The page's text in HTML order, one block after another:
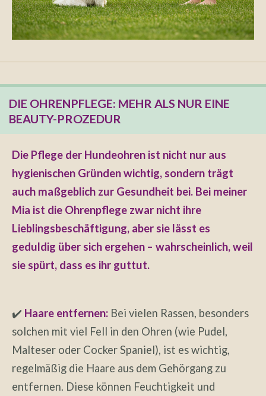
DIE OHRENPFLEGE: MEHR ALS NUR EINE
BEAUTY-PROZEDUR
Die Pflege der Hundeohren ist nicht nur aus
hygienischen Gründen wichtig, sondern trägt
auch maßgeblich zur Gesundheit bei. Bei meiner
Mia ist die Ohrenpflege zwar nicht ihre
Lieblingsbeschäftigung, aber sie lässt es
geduldig über sich ergehen – wahrscheinlich, weil
sie spürt, dass es ihr guttut.
✔️ Haare entfernen: Bei vielen Rassen, besonders
solchen mit viel Fell in den Ohren (wie Pudel,
Malteser oder Cocker Spaniel), ist es wichtig,
regelmäßig die Haare aus dem Gehörgang zu
entfernen. Diese können Feuchtigkeit und